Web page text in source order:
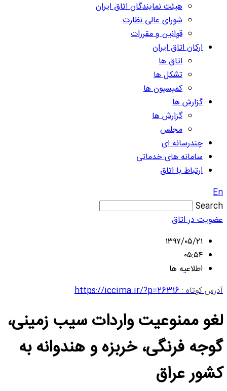
هیئت نمایندگان اتاق ایران
شورای عالی نظارت
قوانین و مقررات
ارکان اتاق ایران
اتاق ها
تشکل ها
کمیسیون ها
گزارش ها
گزارش ها
مجلس
چندرسانه ای
سامانه های خدماتی
ارتباط با اتاق
En
Search
عضویت در اتاق
۱۳۹۷/۰۵/۲۱
۰۵:۵۴
اطلاعیه ها
آدرس کوتاه :https://iccima.ir/?p=26316
لغو ممنوعیت واردات سیب زمینی،
گوجه فرنگی، خربزه و هندوانه به
کشور عراق